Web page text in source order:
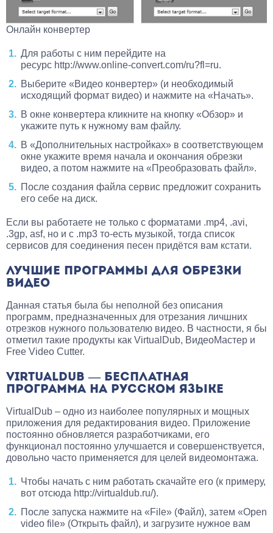
Онлайн конвертер
Для работы с ним перейдите на
ресурс http://www.online-convert.com/ru?fl=ru.
Выберите «Видео конвертер» (и необходимый
исходящий формат видео) и нажмите на «Начать».
В окне конвертера кликните на кнопку «Обзор» и
укажите путь к нужному вам файлу.
В «Дополнительных настройках» в соответствующем
окне укажите время начала и окончания обрезки
видео, а потом нажмите на «Преобразовать файл».
После создания файла сервис предложит сохранить
его себе на диск.
Если вы работаете не только с форматами .mp4, .avi,
.3gp, asf, но и с .mp3 то-есть музыкой, тогда список
сервисов для соединения песен придётся вам кстати.
ЛУЧШИЕ ПРОГРАММЫ ДЛЯ ОБРЕЗКИ
ВИДЕО
Данная статья была бы неполной без описания
программ, предназначенных для отрезания личшних
отрезков нужного пользователю видео. В частности, я бы
отметил такие продукты как VirtualDub, ВидеоМастер и
Free Video Cutter.
VIRTUALDUB — БЕСПЛАТНАЯ
ПРОГРАММА НА РУССКОМ ЯЗЫКЕ
VirtualDub – одно из наиболее популярных и мощных
приложения для редактирования видео. Приложение
постоянно обновляется разработчиками, его
функционал постоянно улучшается и совершенствуется,
довольно часто применяется для целей видеомонтажа.
Чтобы начать с ним работать скачайте его (к примеру,
вот отсюда http://virtualdub.ru/).
После запуска нажмите на «File» (Файл), затем «Open
video file» (Открыть файл), и загрузите нужное вам